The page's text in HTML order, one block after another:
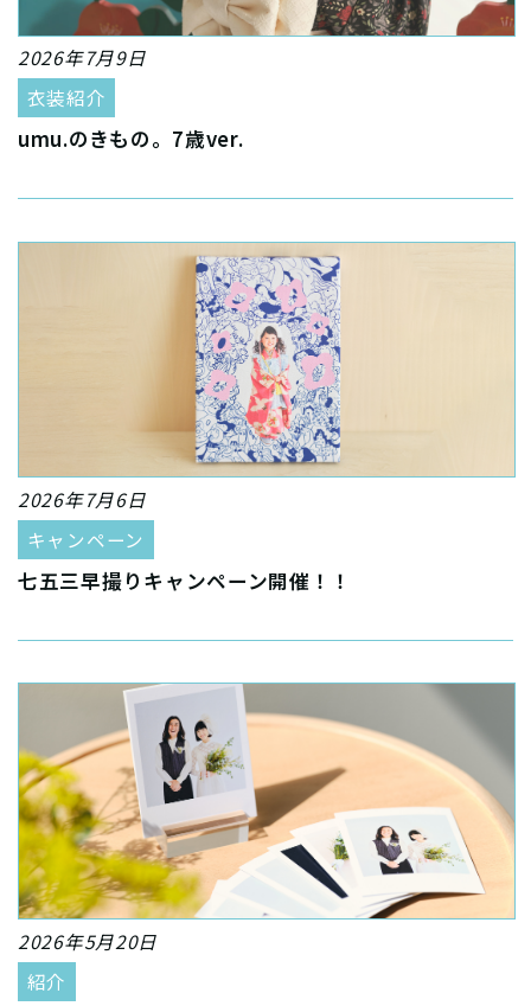
2026年7月9日
衣装紹介
umu.のきもの。7歳ver.
2026年7月6日
キャンペーン
七五三早撮りキャンペーン開催！！
2026年5月20日
紹介